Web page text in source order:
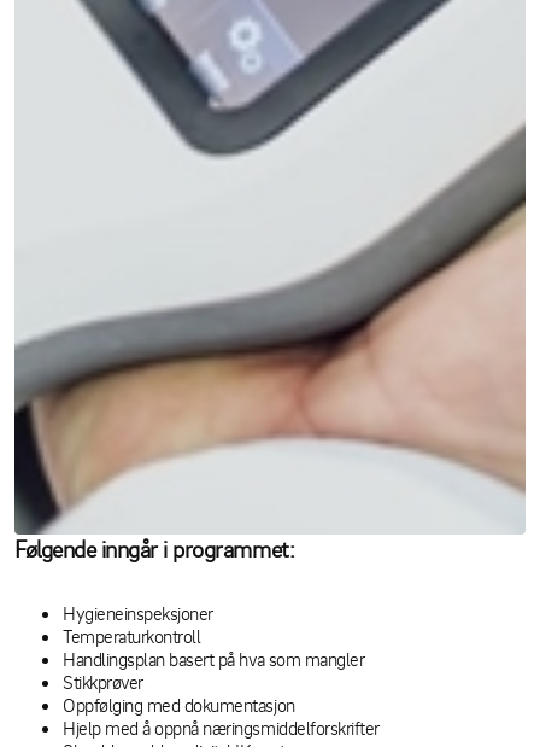
Følgende inngår i programmet:
Hygieneinspeksjoner
Temperaturkontroll
Handlingsplan basert på hva som mangler
Stikkprøver
Oppfølging med dokumentasjon
Hjelp med å oppnå næringsmiddelforskrifter